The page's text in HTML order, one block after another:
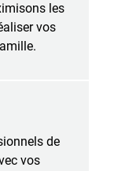
les
vos
de
vos